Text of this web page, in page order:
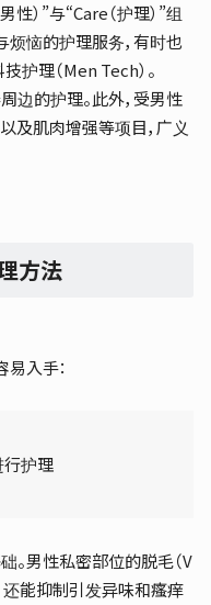
）”与“Care（护理）”组
恼的护理服务，有时也
护理（Men Tech）。
边的护理。此外，受男性
及肌肉增强等项目，广义
方法
入手：
行护理
男性私密部位的脱毛（V
还能抑制引发异味和瘙痒